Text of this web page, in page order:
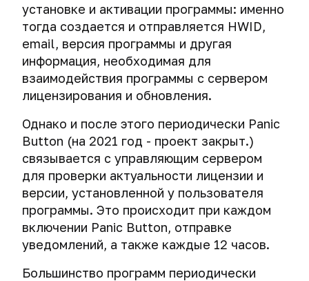
установке и активации программы: именно
тогда создается и отправляется HWID,
email, версия программы и другая
информация, необходимая для
взаимодействия программы с сервером
лицензирования и обновления.
Однако и после этого периодически Panic
Button (на 2021 год - проект закрыт.)
связывается с управляющим сервером
для проверки актуальности лицензии и
версии, установленной у пользователя
программы. Это происходит при каждом
включении Panic Button, отправке
уведомлений, а также каждые 12 часов.
Большинство программ периодически